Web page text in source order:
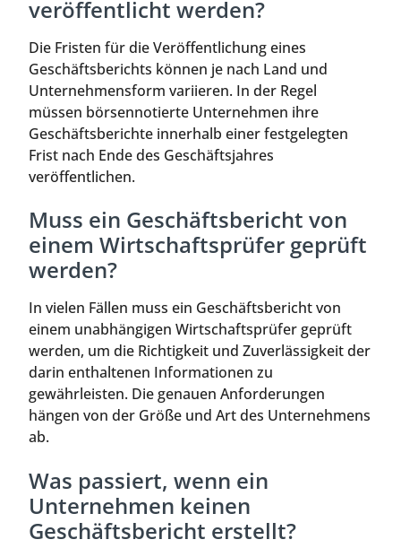
veröffentlicht werden?
Die Fristen für die Veröffentlichung eines
Geschäftsberichts können je nach Land und
Unternehmensform variieren. In der Regel
müssen börsennotierte Unternehmen ihre
Geschäftsberichte innerhalb einer festgelegten
Frist nach Ende des Geschäftsjahres
veröffentlichen.
Muss ein Geschäftsbericht von
einem Wirtschaftsprüfer geprüft
werden?
In vielen Fällen muss ein Geschäftsbericht von
einem unabhängigen Wirtschaftsprüfer geprüft
werden, um die Richtigkeit und Zuverlässigkeit der
darin enthaltenen Informationen zu
gewährleisten. Die genauen Anforderungen
hängen von der Größe und Art des Unternehmens
ab.
Was passiert, wenn ein
Unternehmen keinen
Geschäftsbericht erstellt?